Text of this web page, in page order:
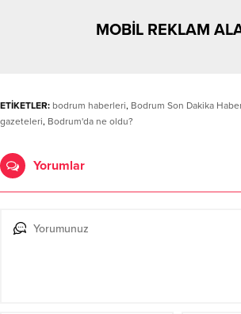
MOBİL REKLAM
ETİKETLER: bodrum haberleri, Bodrum Son Dakika
gazeteleri, Bodrum'da ne oldu?
Yorumlar